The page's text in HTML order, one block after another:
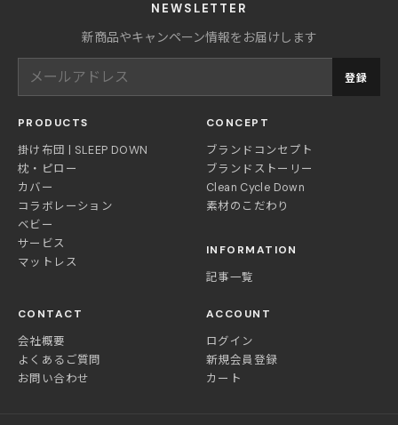
NEWSLETTER
新商品やキャンペーン情報をお届けします
登録
PRODUCTS
掛け布団 | SLEEP DOWN
枕・ピロー
カバー
コラボレーション
ベビー
サービス
マットレス
CONCEPT
ブランドコンセプト
ブランドストーリー
Clean Cycle Down
素材のこだわり
INFORMATION
記事一覧
CONTACT
会社概要
よくあるご質問
お問い合わせ
ACCOUNT
ログイン
新規会員登録
カート